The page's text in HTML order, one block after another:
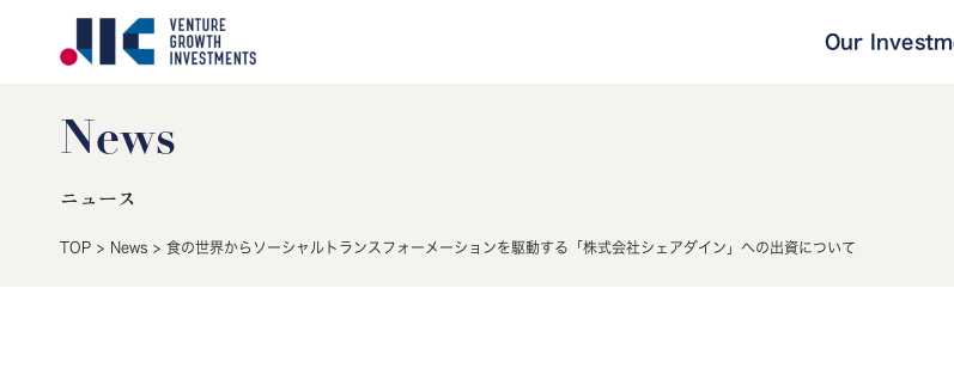
Our
News
ニュース
TOP > News > 食の世界からソーシャルトランスフォーメーションを駆動する「株式会社シェアダイン」への出資について